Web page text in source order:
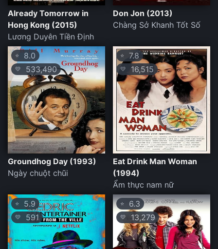
Already Tomorrow in
Hong Kong (2015)
Lương Duyên Tiền Định
Don Jon (2013)
Chàng Sở Khanh Tốt Số
⭐ 8.0
💛 533,490
Groundhog Day (1993)
Ngày chuột chũi
⭐ 7.8
💛 16,515
Eat Drink Man Woman
(1994)
Ẩm thực nam nữ
⭐ 5.9
💛 591
⭐ 6.3
💛 13,279